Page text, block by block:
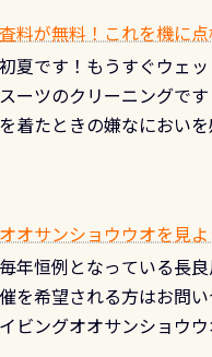
料が無料！これを機に
初夏です！もうすぐウェ
スーツのクリーニングで
を着たときの嫌なにおい
ル(穴)がないか確認冬に
ルブのオーバーホール排
ーホールも非常に大切で
過ぎて急浮上…なんて事
オサンショウウオを見
毎年恒例となっている長
催を希望される方はお問
イビングオオサンショウ